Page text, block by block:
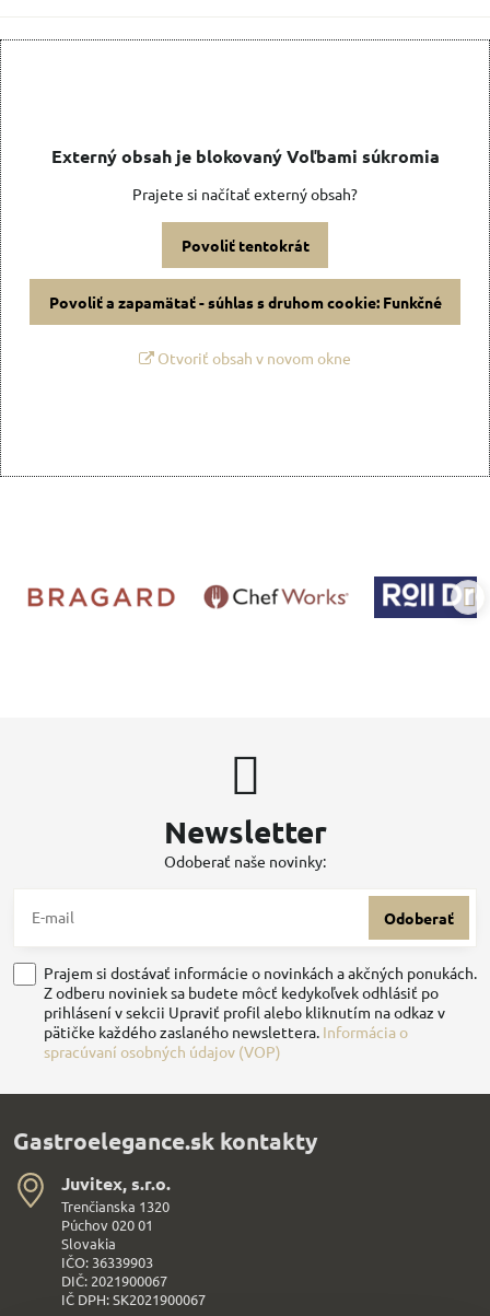
Externý obsah je blokovaný Voľbami súkromia
Prajete si načítať externý obsah?
Povoliť tentokrát
Povoliť a zapamätať - súhlas s druhom cookie: Funkčné
Otvoriť obsah v novom okne
Newsletter
Odoberať naše novinky:
Odoberať
Prajem si dostávať informácie o novinkách a akčných ponukách.
Z odberu noviniek sa budete môcť kedykoľvek odhlásiť po
prihlásení v sekcii Upraviť profil alebo kliknutím na odkaz v
pätičke každého zaslaného newslettera. Informácia o
spracúvaní osobných údajov (VOP)
Gastroelegance.sk kontakty
Juvitex, s​.r​.o​.
Trenčianska 1320
Púchov 020 01
Slovakia
IČO: 36339903
DIČ: 2021900067
IČ DPH: SK2021900067